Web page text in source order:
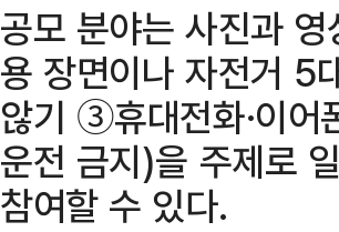
공모 분야는 사진과
용 장면이나 자전거
않기 ③휴대전화·이
운전 금지)을 주제로
참여할 수 있다.